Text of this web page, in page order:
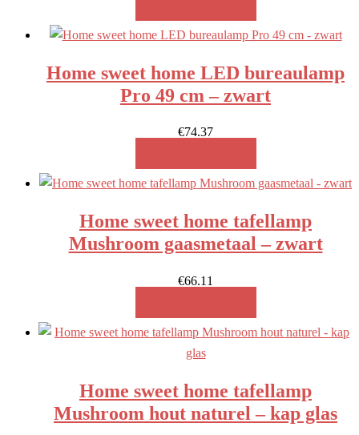
Home sweet home LED bureaulamp
Pro 49 cm – zwart
€74.37
Home sweet home tafellamp
Mushroom gaasmetaal – zwart
€66.11
Home sweet home tafellamp
Mushroom hout naturel – kap glas